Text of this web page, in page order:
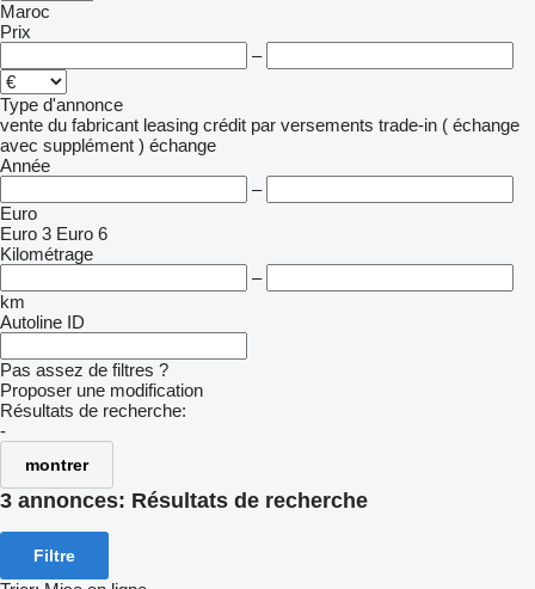
Maroc
Prix
–
Type d'annonce
vente du fabricant leasing crédit par versements trade-in ( échange
avec supplément ) échange
Année
–
Euro
Euro 3 Euro 6
Kilométrage
–
km
Autoline ID
Pas assez de filtres ?
Proposer une modification
Résultats de recherche:
-
montrer
3 annonces: Résultats de recherche
Filtre